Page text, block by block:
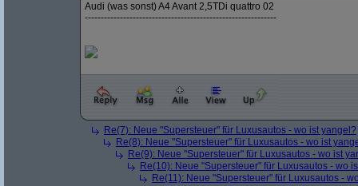
Audi (was sonst) A4 Avant 2,5TDi quattro 02
------------------------------------------------------------
Re(7): Neue "Supersteuer" für Luxusautos - wo ist yangel?
Re(8): Neue "Supersteuer" für Luxusautos - wo ist
Re(9): Neue "Supersteuer" für Luxusautos - wo ist
Re(10): Neue "Supersteuer" für Luxusautos - wo
Re(11): Neue "Supersteuer" für Luxusautos -